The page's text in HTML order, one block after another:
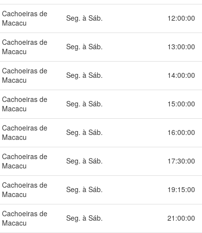
Cachoeiras de
Macacu
Seg. à Sáb. 12:00:00
Cachoeiras de
Macacu
Seg. à Sáb. 13:00:00
Cachoeiras de
Macacu
Seg. à Sáb. 14:00:00
Cachoeiras de
Macacu
Seg. à Sáb. 15:00:00
Cachoeiras de
Macacu
Seg. à Sáb. 16:00:00
Cachoeiras de
Macacu
Seg. à Sáb. 17:30:00
Cachoeiras de
Macacu
Seg. à Sáb. 19:15:00
Cachoeiras de
Macacu
Seg. à Sáb. 21:00:00